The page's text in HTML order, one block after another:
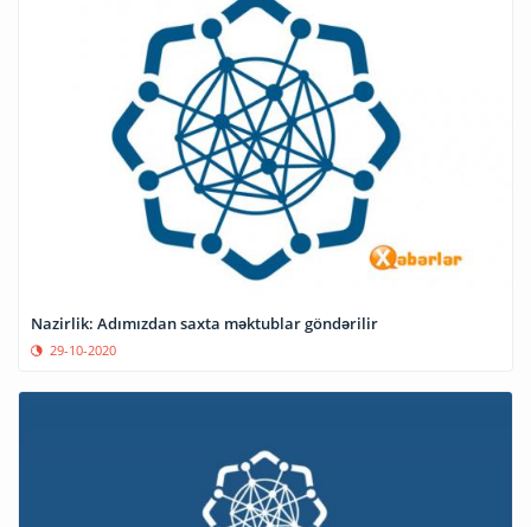
Nazirlik: Adımızdan saxta məktublar göndərilir
29-10-2020